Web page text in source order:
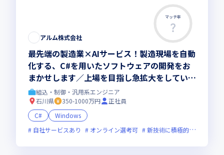
マッチ率
アルム株式会社
最先端の製造業×AIサービス！製造現場を自動
化する、C#を用いたソフトウェアの開発をお
まかせします／上場を目指し急拡大をしている
サービスです
組込・制御・汎用系エンジニア
石川県
350-1000万円
正社員
C#
Windows
自社サービスあり
オンライン選考可 新技術に積極的